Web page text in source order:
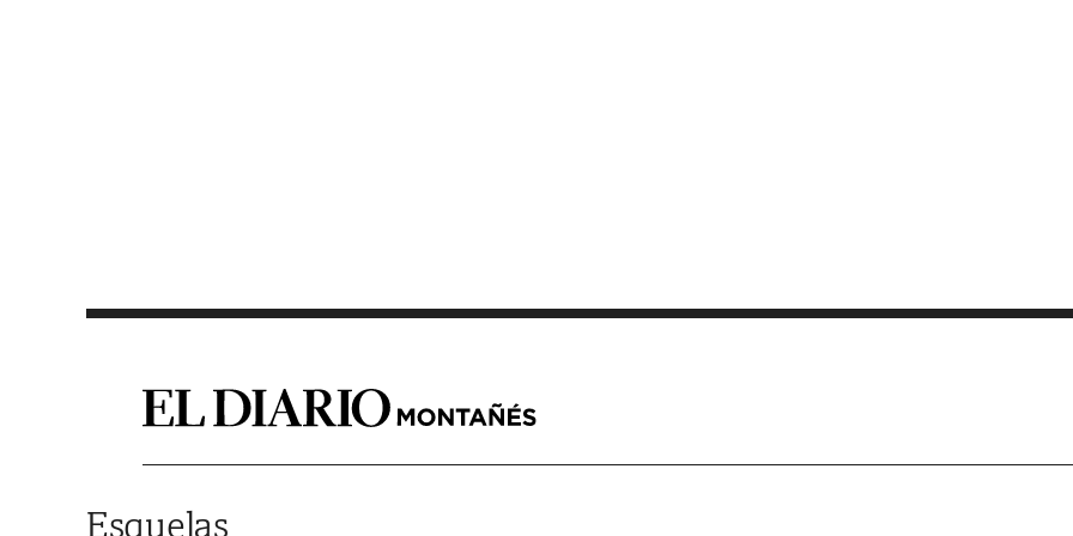
Esquelas